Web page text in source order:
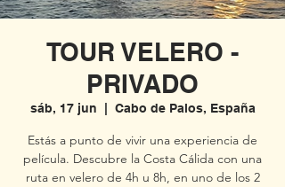
TOUR VELERO -
PRIVADO
sáb, 17 jun Cabo de Palos, España
Estás a punto de vivir una experiencia de
película. Descubre la Costa Cálida con una
ruta en velero de 4h u 8h, en uno de los 2